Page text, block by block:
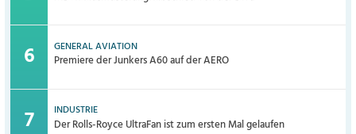
GENERAL AVIATION
Premiere der Junkers A60 auf der AERO
INDUSTRIE
Der Rolls-Royce UltraFan ist zum ersten Mal gelaufen